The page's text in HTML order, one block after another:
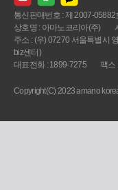
통신판매번호 : 제 2007-05882
상호명 : 아마노코리아(주)
주소 : (우) 07270 서울특별시
biz센터)
대표전화 : 1899-7275
팩스
Copyright(C) 2023 amano